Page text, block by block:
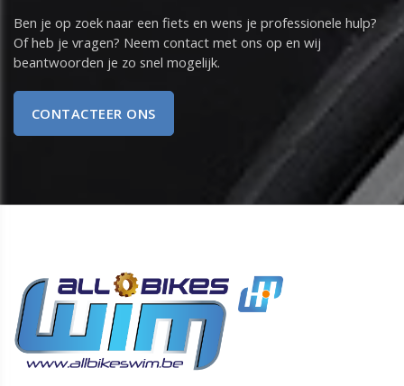
Ben je op zoek naar een fiets en wens je professionele hulp?
Of heb je vragen? Neem contact met ons op en wij
beantwoorden je zo snel mogelijk.
CONTACTEER ONS